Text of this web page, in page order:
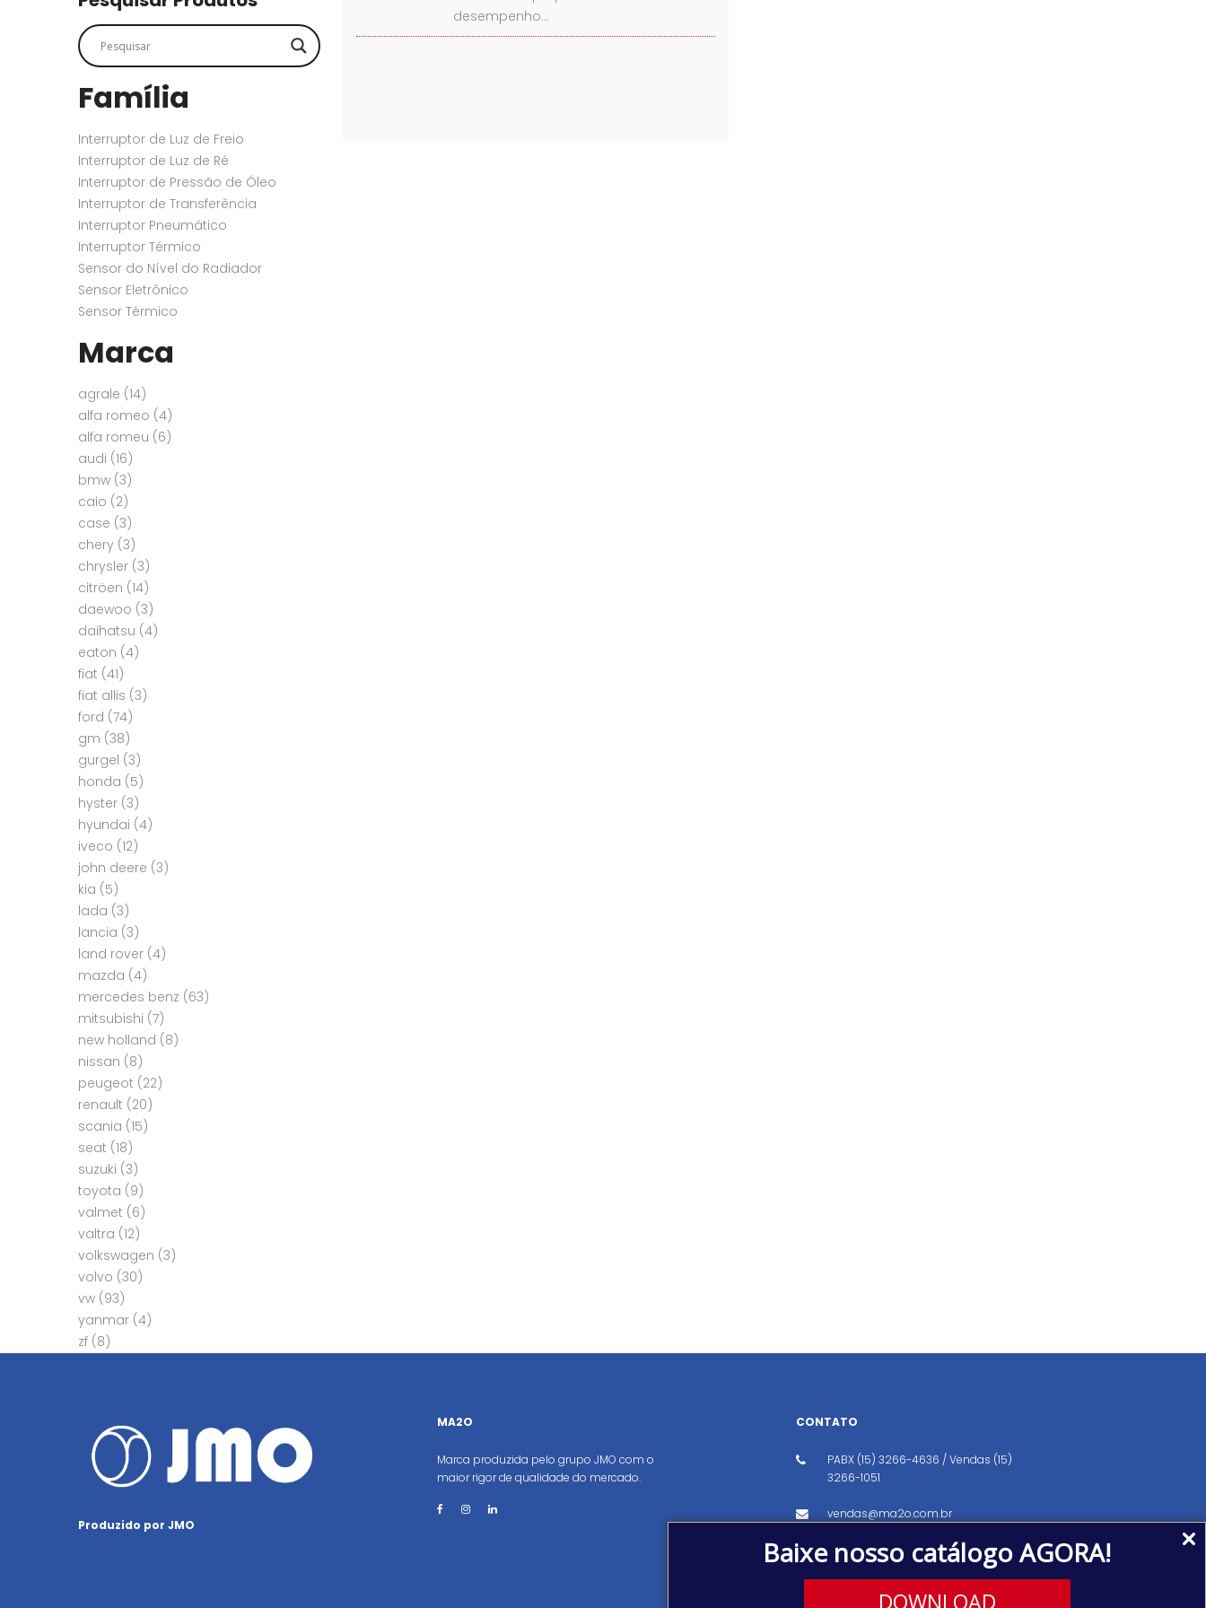
Baixe nosso catálogo AGORA!
DOWNLOAD
Família
Interruptor de Luz de Freio
Interruptor de Luz de Ré
Interruptor de Pressão de Óleo
Interruptor de Transferência
Interruptor Pneumático
Interruptor Térmico
Sensor do Nível do Radiador
Sensor Eletrônico
Sensor Térmico
Marca
agrale (14)
alfa romeo (4)
alfa romeu (6)
audi (16)
bmw (3)
caio (2)
case (3)
chery (3)
chrysler (3)
citröen (14)
daewoo (3)
daihatsu (4)
eaton (4)
fiat (41)
fiat allis (3)
ford (74)
gm (38)
gurgel (3)
honda (5)
hyster (3)
hyundai (4)
iveco (12)
john deere (3)
kia (5)
lada (3)
lancia (3)
land rover (4)
mazda (4)
mercedes benz (63)
mitsubishi (7)
new holland (8)
nissan (8)
peugeot (22)
renault (20)
scania (15)
seat (18)
suzuki (3)
toyota (9)
valmet (6)
valtra (12)
volkswagen (3)
volvo (30)
vw (93)
yanmar (4)
zf (8)
desempenho…
Produzido por JMO
MA2O
Marca produzida pelo grupo JMO com o
maior rigor de qualidade do mercado.
CONTATO
PABX (15) 3266-4636 / Vendas (15)
3266-1051
vendas@ma2o.com.br
Avenida dos Eucaliptos, 151, Distrito
Industrial, Iperó/SP CEP: 18560-000